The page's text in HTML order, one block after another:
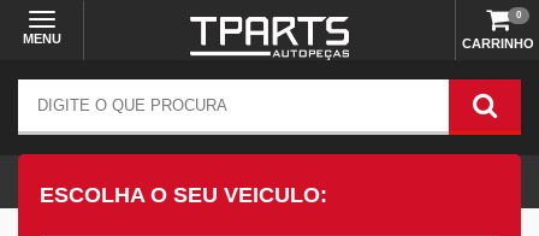
MENU CARRINHO
0
ESCOLHA O SEU VEICULO: